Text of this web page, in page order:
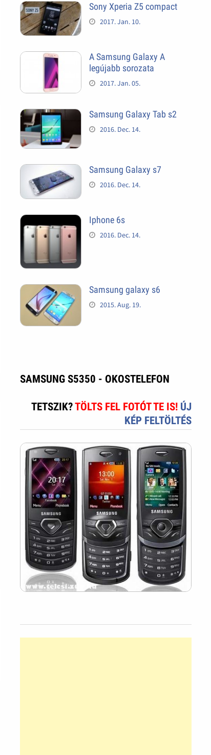
Sony Xperia Z5 compact
2017. Jan. 10.
A Samsung Galaxy A
legújabb sorozata
2017. Jan. 05.
Samsung Galaxy Tab s2
2016. Dec. 14.
Samsung Galaxy s7
2016. Dec. 14.
Iphone 6s
2016. Dec. 14.
Samsung galaxy s6
2015. Aug. 19.
SAMSUNG S5350 - OKOSTELEFON
TETSZIK?TÖLTS FEL FOTÓT TE IS! ÚJ
KÉP FELTÖLTÉS